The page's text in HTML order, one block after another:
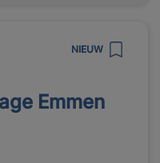
NIEUW
Emmen